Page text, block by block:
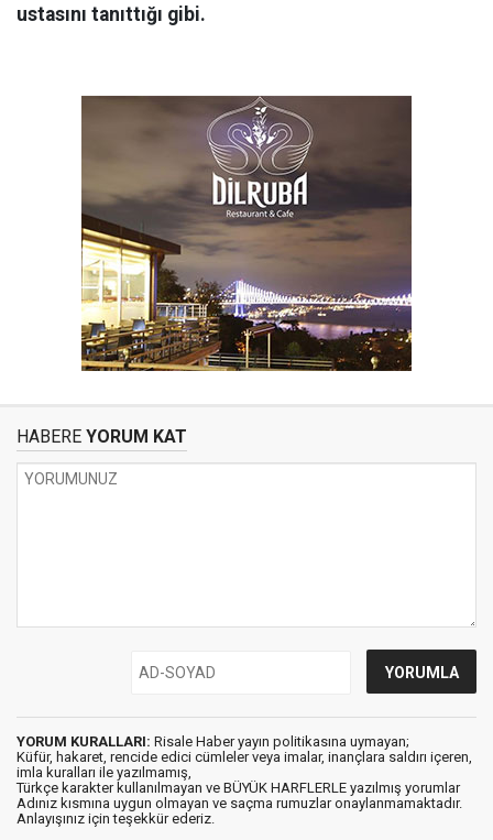
ustasını tanıttığı gibi.
HABERE YORUM KAT
YORUM KURALLARI: Risale Haber yayın politikasına uymayan;
Küfür, hakaret, rencide edici cümleler veya imalar, inançlara saldırı içeren,
imla kuralları ile yazılmamış,
Türkçe karakter kullanılmayan ve BÜYÜK HARFLERLE yazılmış yorumlar
Adınız kısmına uygun olmayan ve saçma rumuzlar onaylanmamaktadır.
Anlayışınız için teşekkür ederiz.